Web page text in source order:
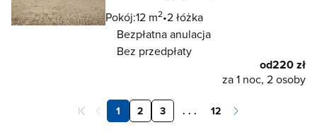
Pokój:12 m2 2 łóżka
Bezpłatna anulacja
Bez przedpłaty
od220 zł
za 1 noc, 2 osoby
1 2 3 . . . 12